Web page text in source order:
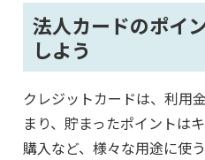
法人カードのポイ
しよう
クレジットカードは、利用
まり、貯まったポイントは
購入など、様々な用途に使